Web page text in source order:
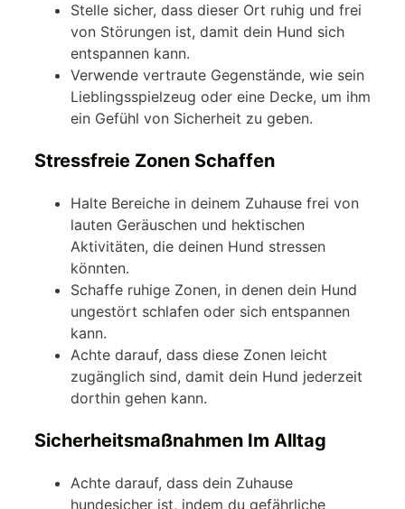
Stelle sicher, dass dieser Ort ruhig und frei
von Störungen ist, damit dein Hund sich
entspannen kann.
Verwende vertraute Gegenstände, wie sein
Lieblingsspielzeug oder eine Decke, um ihm
ein Gefühl von Sicherheit zu geben.
Stressfreie Zonen Schaffen
Halte Bereiche in deinem Zuhause frei von
lauten Geräuschen und hektischen
Aktivitäten, die deinen Hund stressen
könnten.
Schaffe ruhige Zonen, in denen dein Hund
ungestört schlafen oder sich entspannen
kann.
Achte darauf, dass diese Zonen leicht
zugänglich sind, damit dein Hund jederzeit
dorthin gehen kann.
Sicherheitsmaßnahmen Im Alltag
Achte darauf, dass dein Zuhause
hundesicher ist, indem du gefährliche